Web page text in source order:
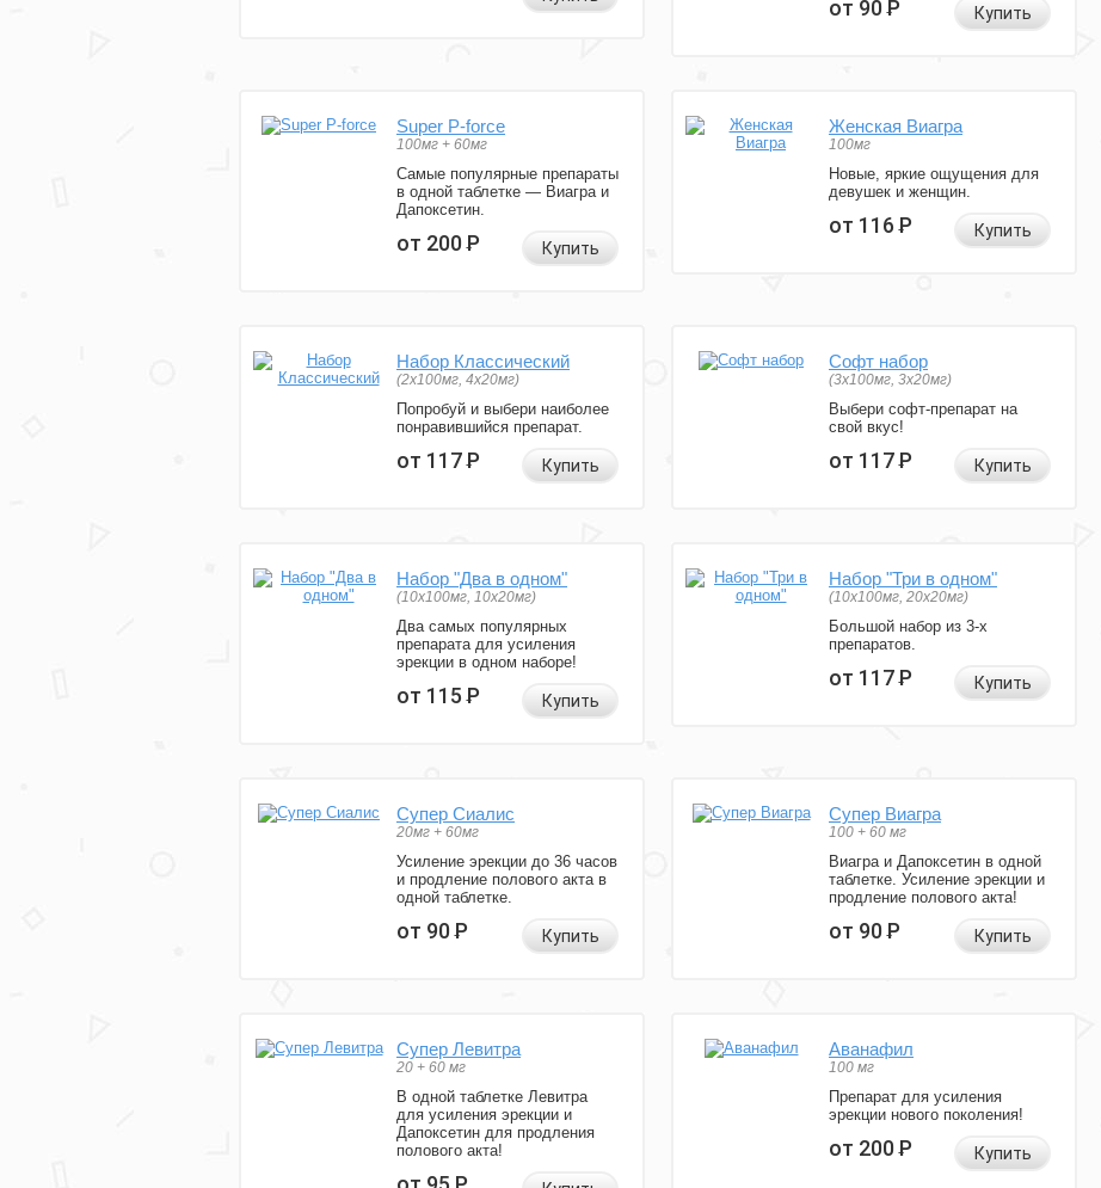
от 90Р Купить
Super P-force
100мг + 60мг
Самые популярные препараты
в одной таблетке — Виагра и
Дапоксетин.
от 200Р Купить
Женская Виагра
100мг
Новые, яркие ощущения для
девушек и женщин.
от 116Р Купить
Набор Классический
(2x100мг, 4x20мг)
Попробуй и выбери наиболее
понравившийся препарат.
от 117Р Купить
Софт набор
(3x100мг, 3x20мг)
Выбери софт-препарат на
свой вкус!
от 117Р Купить
Набор "Два в одном"
(10x100мг, 10x20мг)
Два самых популярных
препарата для усиления
эрекции в одном наборе!
от 115Р Купить
Набор "Три в одном"
(10x100мг, 20x20мг)
Большой набор из 3-х
препаратов.
от 117Р Купить
Супер Сиалис
20мг + 60мг
Усиление эрекции до 36 часов
и продление полового акта в
одной таблетке.
от 90Р Купить
Супер Виагра
100 + 60 мг
Виагра и Дапоксетин в одной
таблетке. Усиление эрекции и
продление полового акта!
от 90Р Купить
Супер Левитра
20 + 60 мг
В одной таблетке Левитра
для усиления эрекции и
Дапоксетин для продления
полового акта!
Аванафил
100 мг
Препарат для усиления
эрекции нового поколения!
от 200Р Купить